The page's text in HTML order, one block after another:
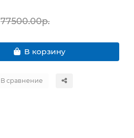
77500.00р.
В корзину
В сравнение